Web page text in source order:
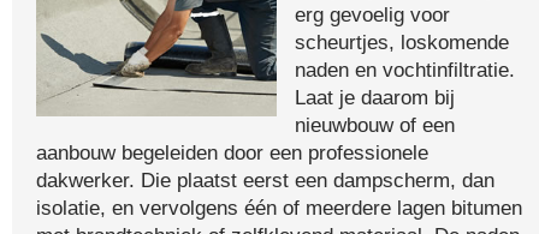
erg gevoelig voor
scheurtjes, loskomende
naden en vochtinfiltratie.
Laat je daarom bij
nieuwbouw of een
aanbouw begeleiden door een professionele
dakwerker. Die plaatst eerst een dampscherm, dan
isolatie, en vervolgens één of meerdere lagen bitumen